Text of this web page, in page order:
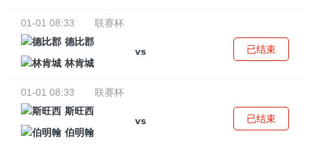
01-01 08:33
联赛杯
德比郡
vs
林肯城
已结束
01-01 08:33
联赛杯
斯旺西
vs
伯明翰
已结束